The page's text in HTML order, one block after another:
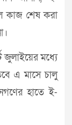
কাজ শেষ করা
জুলাইয়ের মধ্যে
এ মাসে চালু
হাতে ই-